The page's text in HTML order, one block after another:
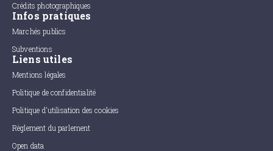
Crédits photographiques
Infos pratiques
Marchés publics
Subventions
Liens utiles
Mentions légales
Politique de confidentialité
Politique d'utilisation des cookies
Règlement du parlement
Open data